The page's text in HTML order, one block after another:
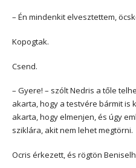
– Én mindenkit elvesztettem,
Kopogtak.
Csend.
– Gyere! – szólt Nedris a tőle
akarta, hogy a testvére bármit is
akarta, hogy elmenjen, és úgy
sziklára, akit nem lehet megtörni.
Ocris érkezett, és rögtön